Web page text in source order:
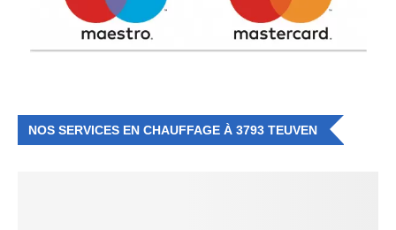
NOS SERVICES EN CHAUFFAGE À 3793 TEUVEN